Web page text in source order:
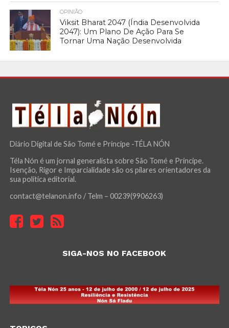
OPINIÃO
Viksit Bharat 2047 (Índia Desenvolvida
2047): Um Plano De Ação Para Se
Tornar Uma Nação Desenvolvida
Diário Digital de São Tomé e Príncipe -TÉLA NÓN
Téla Nón é um jornal generalista sobre São Tomé e Príncipe.
Isenção, Rigor e Imparcialidade são os pilares orientadores da
sua política editorial.
contact@telanon.info / Telm – 00239(9906263)
SIGA-NOS NO FACEBOOK